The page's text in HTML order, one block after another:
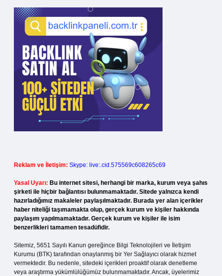
Reklam ve İletişim: Skype: live:.cid.575569c608265c69
Yasal Uyarı: Bu internet sitesi, herhangi bir marka, kurum veya şahıs
şirketi ile hiçbir bağlantısı bulunmamaktadır. Sitede yalnızca kendi
hazırladığımız makaleler paylaşılmaktadır. Burada yer alan içerikler
haber niteliği taşımamakta olup, gerçek kurum ve kişiler hakkında
paylaşım yapılmamaktadır. Gerçek kurum ve kişiler ile isim
benzerlikleri tamamen tesadüfidir.
Sitemiz, 5651 Sayılı Kanun gereğince Bilgi Teknolojileri ve İletişim
Kurumu (BTK) tarafından onaylanmış bir Yer Sağlayıcı olarak hizmet
vermektedir. Bu nedenle, sitedeki içerikleri proaktif olarak denetleme
veya araştırma yükümlülüğümüz bulunmamaktadır. Ancak, üyelerimiz